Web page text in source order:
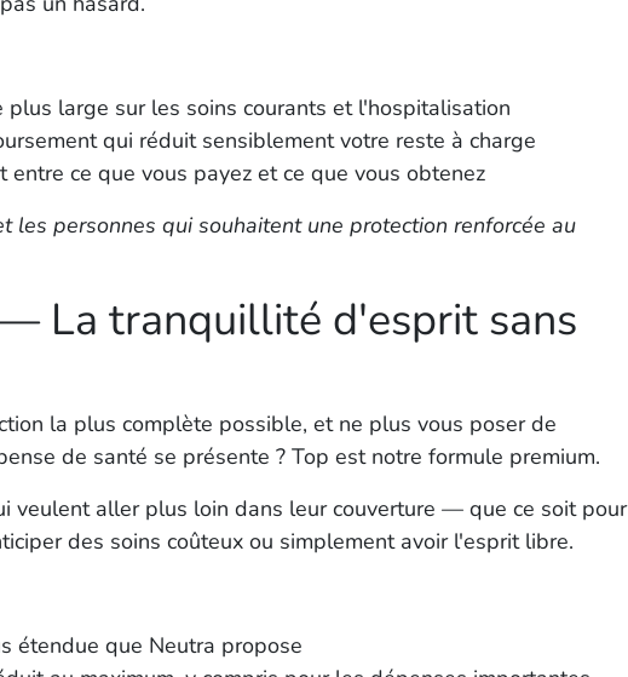
plus large sur les soins courants et l'hospitalisation
qui réduit sensiblement votre reste à charge
entre ce que vous payez et ce que vous obtenez
les personnes qui souhaitent une protection renforcée au
La tranquillité d'esprit sans
la plus complète possible, et ne plus vous poser de
de santé se présente ? Top est notre formule premium.
veulent aller plus loin dans leur couverture — que ce soit pour
des soins coûteux ou simplement avoir l'esprit libre.
étendue que Neutra propose